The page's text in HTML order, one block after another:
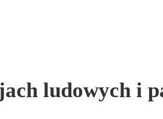
ludowych i